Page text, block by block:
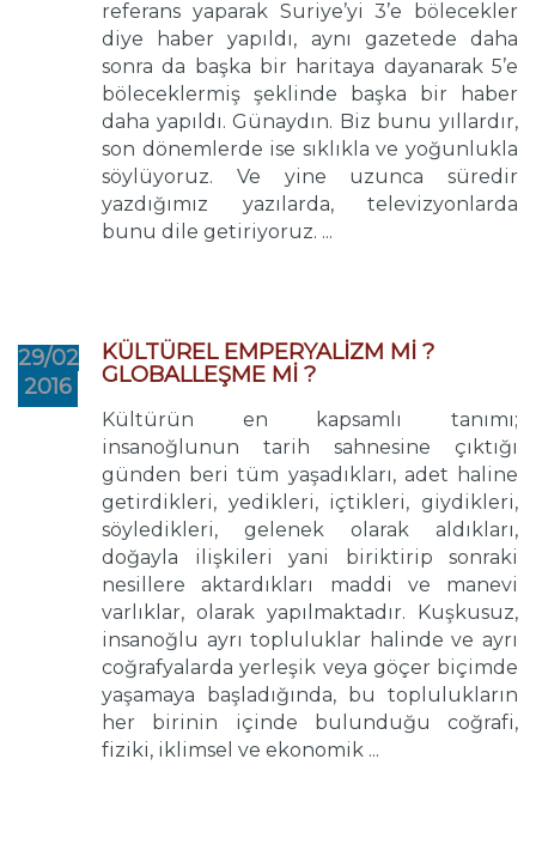
referans yaparak Suriye’yi 3’e bölecekler
diye haber yapıldı, aynı gazetede daha
sonra da başka bir haritaya dayanarak 5’e
böleceklermiş şeklinde başka bir haber
daha yapıldı. Günaydın. Biz bunu yıllardır,
son dönemlerde ise sıklıkla ve yoğunlukla
söylüyoruz. Ve yine uzunca süredir
yazdığımız yazılarda, televizyonlarda
bunu dile getiriyoruz. ...
29/02
2016
KÜLTÜREL EMPERYALİZM Mİ ?
GLOBALLEŞME Mİ ?
Kültürün en kapsamlı tanımı;
insanoğlunun tarih sahnesine çıktığı
günden beri tüm yaşadıkları, adet haline
getirdikleri, yedikleri, içtikleri, giydikleri,
söyledikleri, gelenek olarak aldıkları,
doğayla ilişkileri yani biriktirip sonraki
nesillere aktardıkları maddi ve manevi
varlıklar, olarak yapılmaktadır. Kuşkusuz,
insanoğlu ayrı topluluklar halinde ve ayrı
coğrafyalarda yerleşik veya göçer biçimde
yaşamaya başladığında, bu toplulukların
her birinin içinde bulunduğu coğrafi,
fiziki, iklimsel ve ekonomik ...